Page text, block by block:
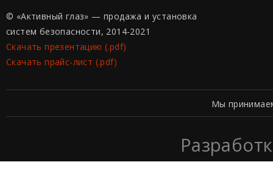
© «Активный глаз» — продажа и установка
систем безопасности, 2014-2021
Скачать презентацию (.pdf)
Скачать прайс-лист (.pdf)
Мы